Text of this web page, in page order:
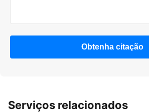
Obtenha citação
Serviços relacionados